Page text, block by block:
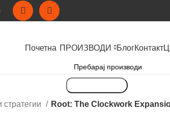
Почетна ПРОИЗВОДИ БлогКонтакт
стратегии Root: The Clockwork